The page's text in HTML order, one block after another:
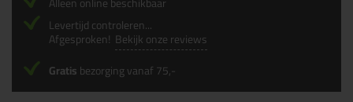
Levertijd controleren...
Afgesproken! Bekijk onze reviews
Gratisbezorging vanaf 75,-